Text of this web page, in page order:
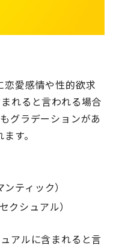
恋愛感情や性的欲求
れると言われる場合
グラデーションがあ
す。
ティック）
クシュアル）
アルに含まれると言